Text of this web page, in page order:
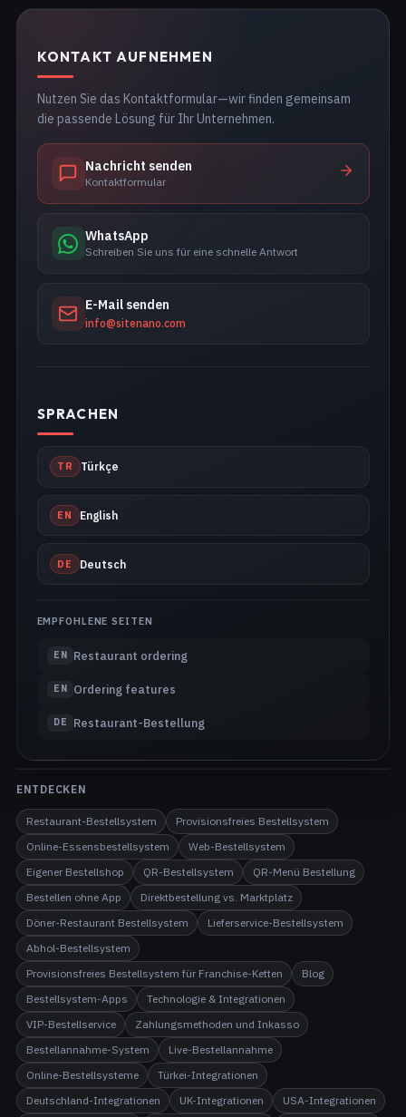
KONTAKT AUFNEHMEN
Nutzen Sie das Kontaktformular—wir finden gemeinsam
die passende Lösung für Ihr Unternehmen.
Nachricht senden
Kontaktformular
WhatsApp
Schreiben Sie uns für eine schnelle Antwort
E-Mail senden
info@sitenano.com
SPRACHEN
TR Türkçe
EN English
DE Deutsch
EMPFOHLENE SEITEN
EN Restaurant ordering
EN Ordering features
DE Restaurant-Bestellung
ENTDECKEN
Restaurant-Bestellsystem
Provisionsfreies Bestellsystem
Online-Essensbestellsystem
Web-Bestellsystem
Eigener Bestellshop
QR-Bestellsystem
QR-Menü Bestellung
Bestellen ohne App
Direktbestellung vs. Marktplatz
Döner-Restaurant Bestellsystem
Lieferservice-Bestellsystem
Abhol-Bestellsystem
Provisionsfreies Bestellsystem für Franchise-Ketten
Blog
Bestellsystem-Apps
Technologie & Integrationen
VIP-Bestellservice
Zahlungsmethoden und Inkasso
Bestellannahme-System
Live-Bestellannahme
Online-Bestellsysteme
Türkei-Integrationen
Deutschland-Integrationen
UK-Integrationen USA-Integrationen